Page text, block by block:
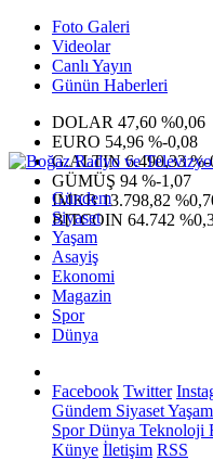
Foto Galeri
Videolar
Canlı Yayın
Günün Haberleri
DOLAR 47,60 %0,06
EURO 54,96 %-0,08
G.ALTIN6.490,33 %-
GÜMÜŞ 94 %-1,07
IMKB13.798,82
BITCOIN 64.742
Gündem
Siyaset
Yaşam
Asayiş
Ekonomi
Magazin
Spor
Dünya
Facebook Twitter
Gündem SiyasetYaşam
SporDünya Teknoloji
Künye İletişim RSS